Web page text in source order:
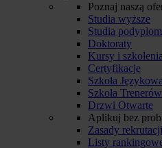
Poznaj naszą
Studia wyższe
Studia
Doktoraty
Kursy i
Certyfikacje
Szkoła Językowa
Szkoła Trenerów
Drzwi Otwarte
Aplikuj bez
Zasady rekrutacji
Listy